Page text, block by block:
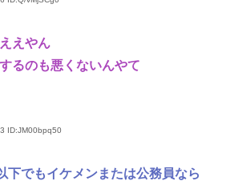
えやん
るのも悪くないんやて
ID:JM00bpq50
下でもイケメンまたは公務員なら